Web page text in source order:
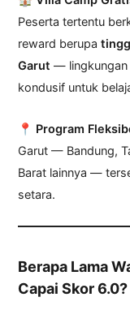
Peserta tertentu
reward berupa
Garut — lingkungan
kondusif untuk
📍 Program
Garut — Bandung,
Barat lainnya —
setara.
Berapa Lama
Capai Skor 6.0?